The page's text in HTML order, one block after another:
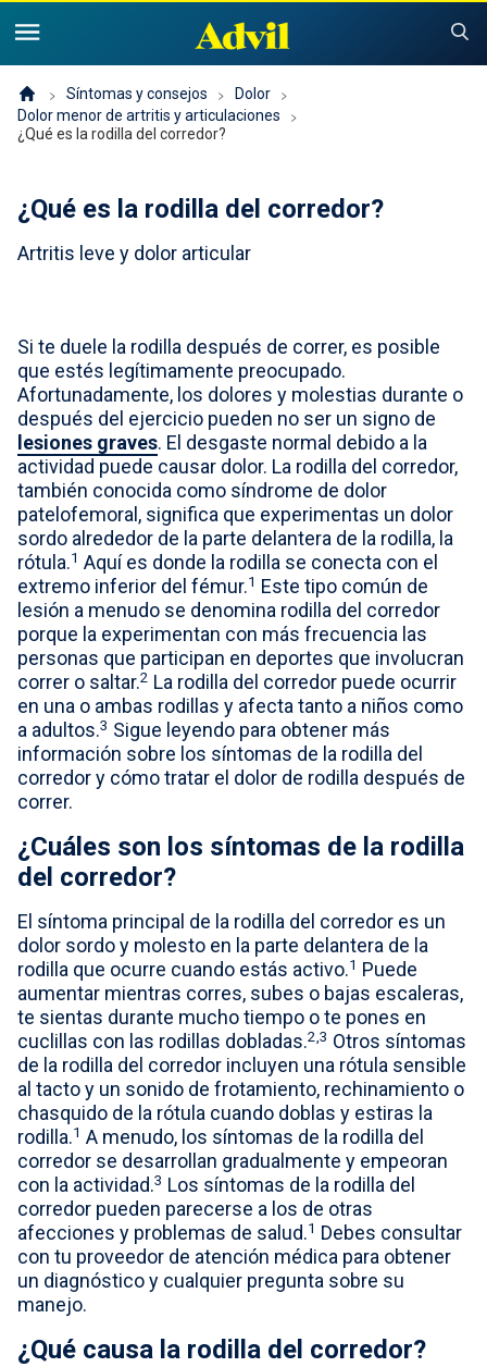
Dónde comprar
Ofertas y cupones
Para profesionales
Select country
Productos
Advil PM
Resfriado, Sinusitis o Gripe
Product Comparison
Dolor
Problemas para dormir
Niños y bebés
¿Por qué Advil infantil?
Historia de Advil
Sustentabilidad
Síntomas y consejos
Dolor
Dolor menor de artritis y articulaciones
¿Qué es la rodilla del corredor?
¿Qué es la rodilla del corredor?
Artritis leve y dolor articular
Si te duele la rodilla después de correr, es posible
que estés legítimamente preocupado.
Afortunadamente, los dolores y molestias durante o
después del ejercicio pueden no ser un signo de
lesiones graves. El desgaste normal debido a la
actividad puede causar dolor. La rodilla del corredor,
también conocida como síndrome de dolor
patelofemoral, significa que experimentas un dolor
sordo alrededor de la parte delantera de la rodilla, la
rótula.1 Aquí es donde la rodilla se conecta con el
extremo inferior del fémur.1 Este tipo común de
lesión a menudo se denomina rodilla del corredor
porque la experimentan con más frecuencia las
personas que participan en deportes que involucran
correr o saltar.2 La rodilla del corredor puede ocurrir
en una o ambas rodillas y afecta tanto a niños como
a adultos.3 Sigue leyendo para obtener más
información sobre los síntomas de la rodilla del
corredor y cómo tratar el dolor de rodilla después de
correr.
¿Cuáles son los síntomas de la rodilla
del corredor?
El síntoma principal de la rodilla del corredor es un
dolor sordo y molesto en la parte delantera de la
rodilla que ocurre cuando estás activo.1 Puede
aumentar mientras corres, subes o bajas escaleras,
te sientas durante mucho tiempo o te pones en
cuclillas con las rodillas dobladas.2,3 Otros síntomas
de la rodilla del corredor incluyen una rótula sensible
al tacto y un sonido de frotamiento, rechinamiento o
chasquido de la rótula cuando doblas y estiras la
rodilla.1 A menudo, los síntomas de la rodilla del
corredor se desarrollan gradualmente y empeoran
con la actividad.3 Los síntomas de la rodilla del
corredor pueden parecerse a los de otras
afecciones y problemas de salud.1 Debes consultar
con tu proveedor de atención médica para obtener
un diagnóstico y cualquier pregunta sobre su
manejo.
¿Qué causa la rodilla del corredor?